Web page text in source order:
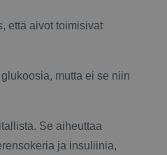
että aivot toimisivat
mutta ei se niin
Se aiheuttaa
ja insuliinia,